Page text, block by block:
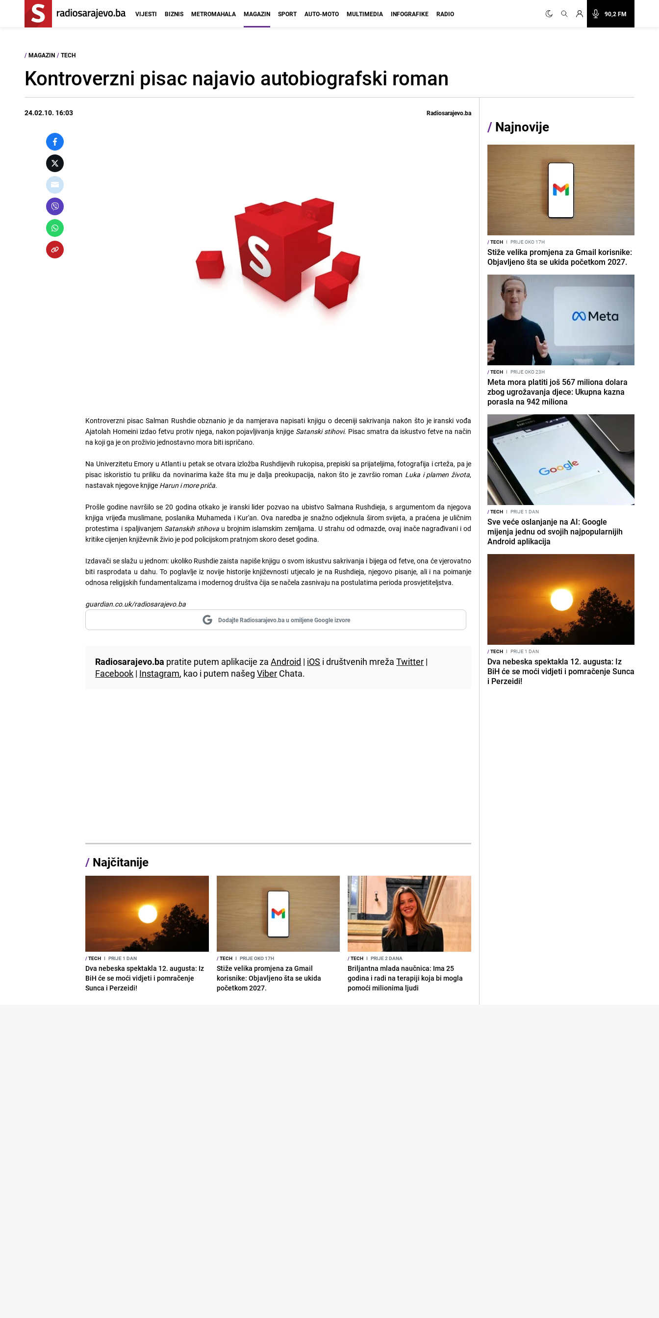
90,2 FM
VIJESTI BIZNIS METROMAHALA MAGAZIN SPORT AUTO-MOTO MULTIMEDIA INFOGRAFIKE RADIO
/ MAGAZIN / TECH
Kontroverzni pisac najavio autobiografski roman
24.02.10. 16:03 Radiosarajevo.ba
Kontroverzni pisac Salman Rushdie obznanio je da namjerava napisati knjigu o deceniji sakrivanja nakon što je iranski vođa
Ajatolah Homeini izdao fetvu protiv njega, nakon pojavljivanja knjige Satanski stihovi. Pisac smatra da iskustvo fetve na način
na koji ga je on proživio jednostavno mora biti ispričano.
Na Univerzitetu Emory u Atlanti u petak se otvara izložba Rushdijevih rukopisa, prepiski sa prijateljima, fotografija i crteža, pa je
pisac iskoristio tu priliku da novinarima kaže šta mu je dalja preokupacija, nakon što je završio roman Luka i plamen života,
nastavak njegove knjige Harun i more priča.
Prošle godine navršilo se 20 godina otkako je iranski lider pozvao na ubistvo Salmana Rushdieja, s argumentom da njegova
knjiga vrijeđa muslimane, poslanika Muhameda i Kur'an. Ova naredba je snažno odjeknula širom svijeta, a praćena je uličnim
protestima i spaljivanjem Satanskih stihovau brojnim islamskim zemljama. U strahu od odmazde, ovaj inače nagrađivani i od
kritike cijenjen književnik živio je pod policijskom pratnjom skoro deset godina.
Izdavači se slažu u jednom: ukoliko Rushdie zaista napiše knjigu o svom iskustvu sakrivanja i bijega od fetve, ona će vjerovatno
biti rasprodata u dahu. To poglavlje iz novije historije književnosti utjecalo je na Rushdieja, njegovo pisanje, ali i na poimanje
odnosa religijskih fundamentalizama i modernog društva čija se načela zasnivaju na postulatima perioda prosvjetiteljstva.
guardian.co.uk/radiosarajevo.ba
Dodajte Radiosarajevo.ba u omiljene Google izvore
Radiosarajevo.ba pratite putem aplikacije zaAndroid | iOS i društvenih mrežaTwitter |
Facebook | Instagram, kao i putem našegViber Chata.
/ Najčitanije
/TECH I PRIJE 1 DAN
Dva nebeska spektakla 12. augusta: Iz
BiH će se moći vidjeti i pomračenje
Sunca i Perzeidi!
/TECH I PRIJE OKO 17H
Stiže velika promjena za Gmail
korisnike: Objavljeno šta se ukida
početkom 2027.
/TECH I PRIJE 2 DANA
Briljantna mlada naučnica: Ima 25
godina i radi na terapiji koja bi mogla
pomoći milionima ljudi
/ Najnovije
/TECH I PRIJE OKO 17H
Stiže velika promjena za Gmail korisnike:
Objavljeno šta se ukida početkom 2027.
/TECH I PRIJE OKO 23H
Meta mora platiti još 567 miliona dolara
zbog ugrožavanja djece: Ukupna kazna
porasla na 942 miliona
/TECH I PRIJE 1 DAN
Sve veće oslanjanje na AI: Google
mijenja jednu od svojih najpopularnijih
Android aplikacija
/TECH I PRIJE 1 DAN
Dva nebeska spektakla 12. augusta: Iz
BiH će se moći vidjeti i pomračenje Sunca
i Perzeidi!